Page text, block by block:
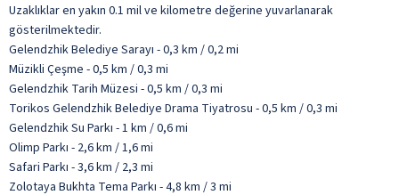
Uzaklıklar en yakın 0.1 mil ve kilometre değerine yuvarlanarak
gösterilmektedir.
Gelendzhik Belediye Sarayı - 0,3 km / 0,2 mi
Müzikli Çeşme - 0,5 km / 0,3 mi
Gelendzhik Tarih Müzesi - 0,5 km / 0,3 mi
Torikos Gelendzhik Belediye Drama Tiyatrosu - 0,5 km / 0,3 mi
Gelendzhik Su Parkı - 1 km / 0,6 mi
Olimp Parkı - 2,6 km / 1,6 mi
Safari Parkı - 3,6 km / 2,3 mi
Zolotaya Bukhta Tema Parkı - 4,8 km / 3 mi